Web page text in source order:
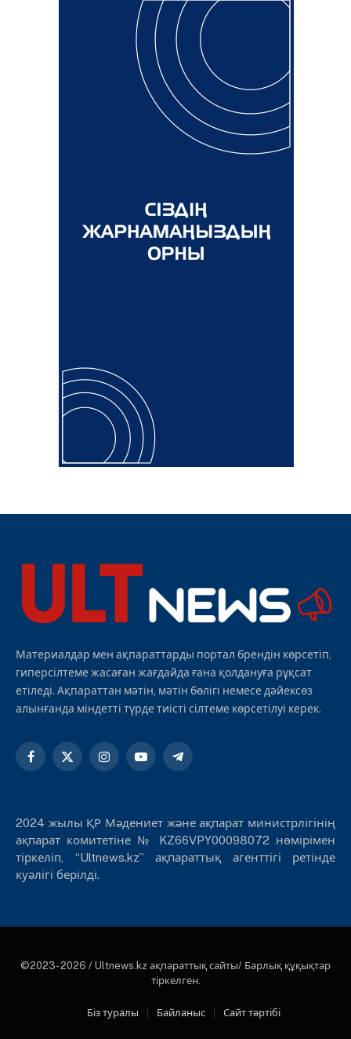
Материалдар мен ақпараттарды портал брендін көрсетіп,
гиперсілтеме жасаған жағдайда ғана қолдануға рұқсат
етіледі. Ақпараттан мәтін, мәтін бөлігі немесе дәйексөз
алынғанда міндетті түрде тиісті сілтеме көрсетілуі керек.
Facebook
X
InstagramYouTubeTelegram
2024 жылы ҚР Мәдениет және ақпарат министрлігінің
ақпарат комитетіне № KZ66VPY00098072 нөмірімен
тіркеліп, “Ultnews.kz” ақпараттық агенттігі ретінде
куәлігі берілді.
©2023- 2026 / Ultnews.kz ақпараттық сайты/ Барлық құқықтар
тіркелген.
Біз туралы Байланыс Сайт тәртібі